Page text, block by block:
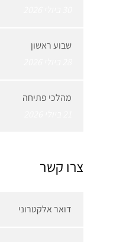
שבוע ראשון
מהלכי פתיחה
צרו קשר
דואר אלקטרוני